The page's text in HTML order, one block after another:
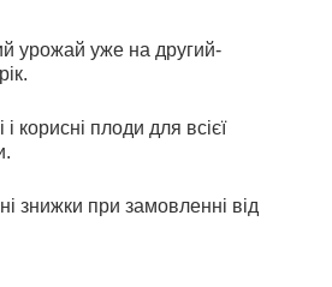
урожай уже на другий-
корисні плоди для всієї
знижки при замовленні від